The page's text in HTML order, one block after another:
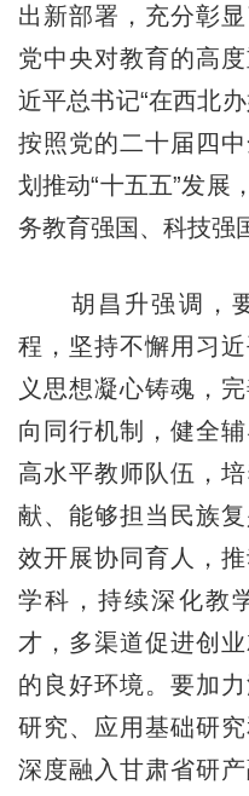
出新部署，充分彰
党中央对教育的高
近平总书记“在西北
按照党的二十届四
划推动“十五五”发展
务教育强国、科技强
胡昌升强调，要
程，坚持不懈用习
义思想凝心铸魂，
向同行机制，健全
高水平教师队伍，
献、能够担当民族
效开展协同育人，
学科，持续深化教
才，多渠道促进创
的良好环境。要加
研究、应用基础研
深度融入甘肃省研